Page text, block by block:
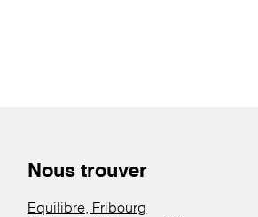
Nous trouver
Equilibre, Fribourg